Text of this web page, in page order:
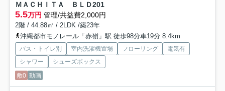
ＭＡＣＨＩＴＡ ＢＬＤ201
5.5万円 管理/共益費2,000円
2階 / 44.88㎡ / 2LDK /築23年
沖縄都市モノレール「赤嶺」駅 徒歩98分車19分 8.4km
バス・トイレ別 室内洗濯機置場 フローリング
電気有
シャワー
シューズボックス
敷0 動画